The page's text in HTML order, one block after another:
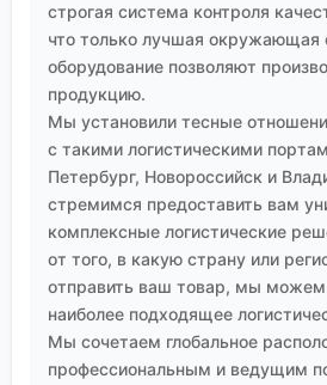
строгая система контроля
что только лучшая окружающая
оборудование позволяют
продукцию.
Мы установили тесные
с такими логистическими
Петербург, Новороссийск и
стремимся предоставить вам
комплексные логистические
от того, в какую страну или
отправить ваш товар, мы можем
наиболее подходящее
Мы сочетаем глобальное
профессиональным и ведущим